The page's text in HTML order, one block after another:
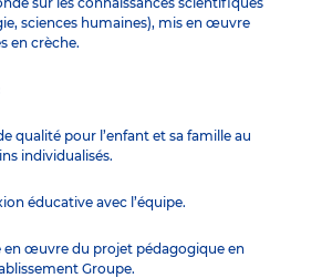
sciences humaines), mis en œuvre
en crèche.
qualité pour l’enfant et sa famille au
individualisés.
éducative avec l’équipe.
en œuvre du projet pédagogique en
Groupe.